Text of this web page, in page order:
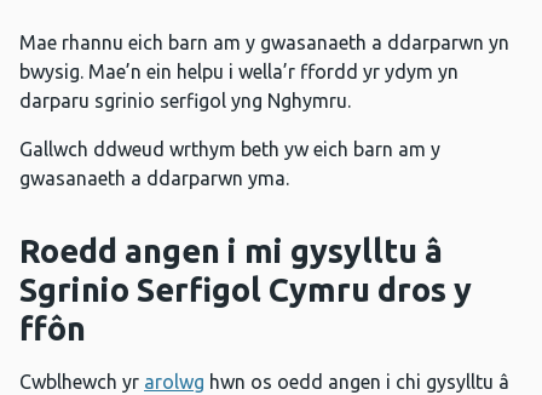
Mae rhannu eich barn am y gwasanaeth a ddarparwn yn
bwysig. Mae’n ein helpu i wella’r ffordd yr ydym yn
darparu sgrinio serfigol yng Nghymru.
Gallwch ddweud wrthym beth yw eich barn am y
gwasanaeth a ddarparwn yma.
Roedd angen i mi gysylltu â
Sgrinio Serfigol Cymru dros y
ffôn
Cwblhewch yr arolwg hwn os oedd angen i chi gysylltu â